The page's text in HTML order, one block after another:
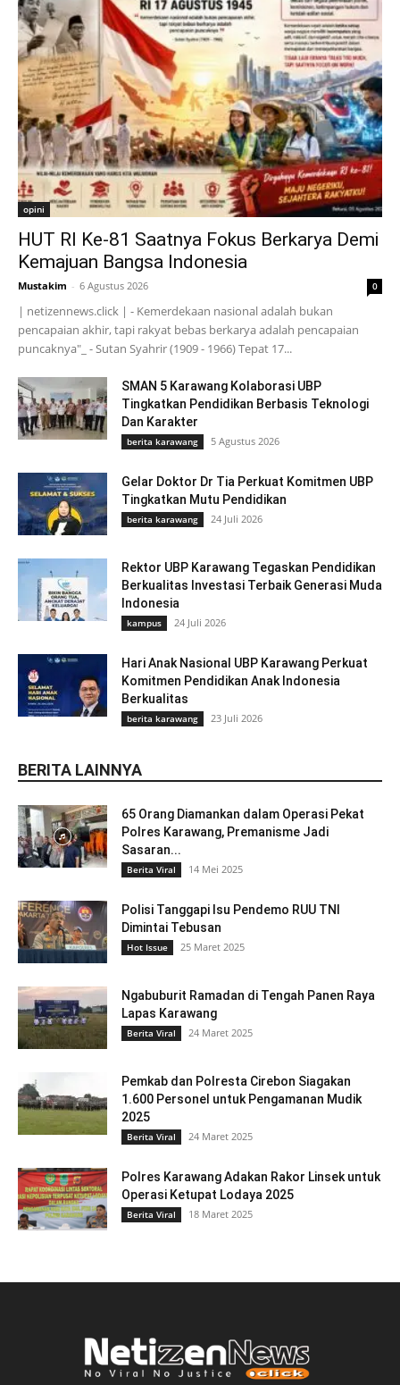
opini
HUT RI Ke-81 Saatnya Fokus Berkarya Demi
Kemajuan Bangsa Indonesia
Mustakim - 6 Agustus 2026 0
| netizennews.click | - Kemerdekaan nasional adalah bukan
pencapaian akhir, tapi rakyat bebas berkarya adalah pencapaian
puncaknya"_ - Sutan Syahrir (1909 - 1966) Tepat 17...
SMAN 5 Karawang Kolaborasi UBP
Tingkatkan Pendidikan Berbasis Teknologi
Dan Karakter
berita karawang 5 Agustus 2026
Gelar Doktor Dr Tia Perkuat Komitmen UBP
Tingkatkan Mutu Pendidikan
berita karawang 24 Juli 2026
Rektor UBP Karawang Tegaskan Pendidikan
Berkualitas Investasi Terbaik Generasi Muda
Indonesia
kampus 24 Juli 2026
Hari Anak Nasional UBP Karawang Perkuat
Komitmen Pendidikan Anak Indonesia
Berkualitas
berita karawang 23 Juli 2026
BERITA LAINNYA
65 Orang Diamankan dalam Operasi Pekat
Polres Karawang, Premanisme Jadi
Sasaran...
Berita Viral 14 Mei 2025
Polisi Tanggapi Isu Pendemo RUU TNI
Dimintai Tebusan
Hot Issue 25 Maret 2025
Ngabuburit Ramadan di Tengah Panen Raya
Lapas Karawang
Berita Viral 24 Maret 2025
Pemkab dan Polresta Cirebon Siagakan
1.600 Personel untuk Pengamanan Mudik
2025
Berita Viral 24 Maret 2025
Polres Karawang Adakan Rakor Linsek untuk
Operasi Ketupat Lodaya 2025
Berita Viral 18 Maret 2025